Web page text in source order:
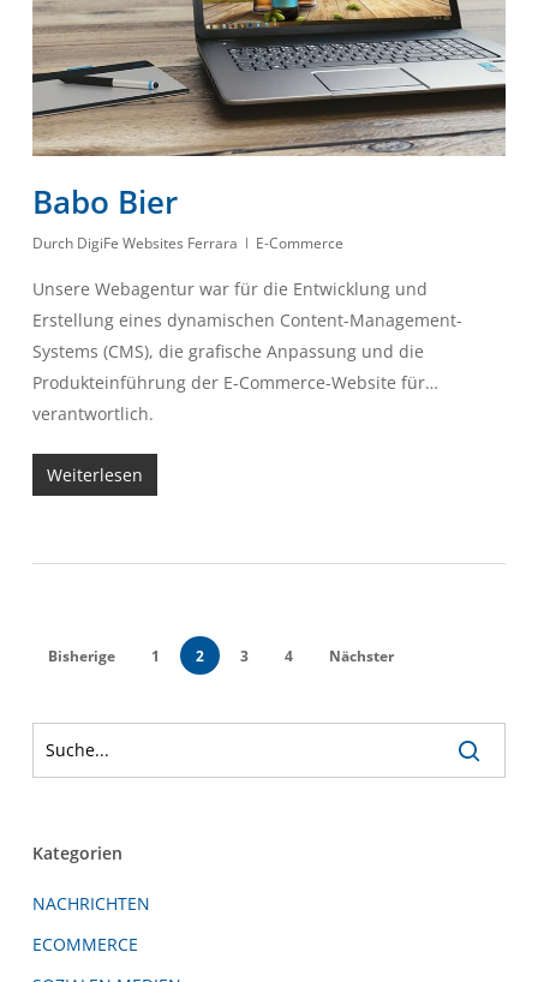
Babo Bier
Durch DigiFe Websites Ferrara E-Commerce
Unsere Webagentur war für die Entwicklung und
Erstellung eines dynamischen Content-Management-
Systems (CMS), die grafische Anpassung und die
Produkteinführung der E-Commerce-Website für…
verantwortlich.
Weiterlesen
Bisherige 1 2 3 4 Nächster
Kategorien
NACHRICHTEN
ECOMMERCE